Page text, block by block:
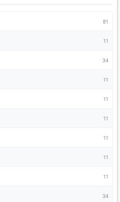
81
11
34
11
11
11
11
11
11
34